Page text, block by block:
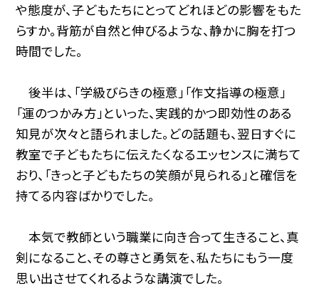
や態度が、子どもたちにとってどれほどの影響をもた
らすか。背筋が自然と伸びるような、静かに胸を打つ
時間でした。
後半は、「学級びらきの極意」「作文指導の極意」
「運のつかみ方」といった、実践的かつ即効性のある
知見が次々と語られました。どの話題も、翌日すぐに
教室で子どもたちに伝えたくなるエッセンスに満ちて
おり、「きっと子どもたちの笑顔が見られる」と確信を
持てる内容ばかりでした。
本気で教師という職業に向き合って生きること、真
剣になること、その尊さと勇気を、私たちにもう一度
思い出させてくれるような講演でした。